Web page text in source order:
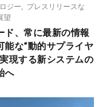
ジー
プレスリリースな
望
ド、常に最新の情報
能な“動的サプライヤ
現する新システムの
へ